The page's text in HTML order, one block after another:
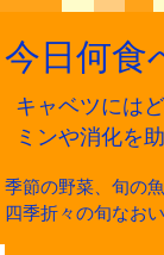
今日何食
キャベツには
ミンや消化を
季節の野菜、旬の
四季折々の旬なお